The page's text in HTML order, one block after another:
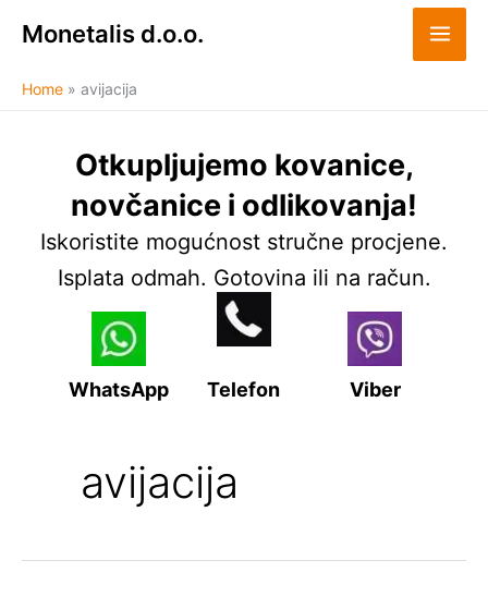
Monetalis d.o.o.
Home avijacija
Otkupljujemo kovanice,
novčanice i odlikovanja!
Iskoristite mogućnost stručne procjene.
Isplata odmah. Gotovina ili na račun.
WhatsApp Viber
Telefon
avijacija